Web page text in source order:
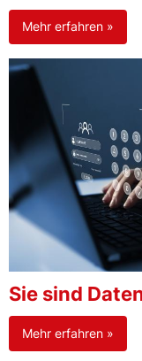
Mehr erfahren »
Sie sind
Mehr erfahren »